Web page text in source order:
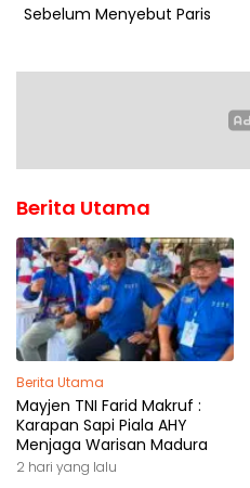
Sebelum Menyebut Paris
Berita Utama
Berita Utama
Mayjen TNI Farid Makruf :
Karapan Sapi Piala AHY
Menjaga Warisan Madura
2 hari yang lalu